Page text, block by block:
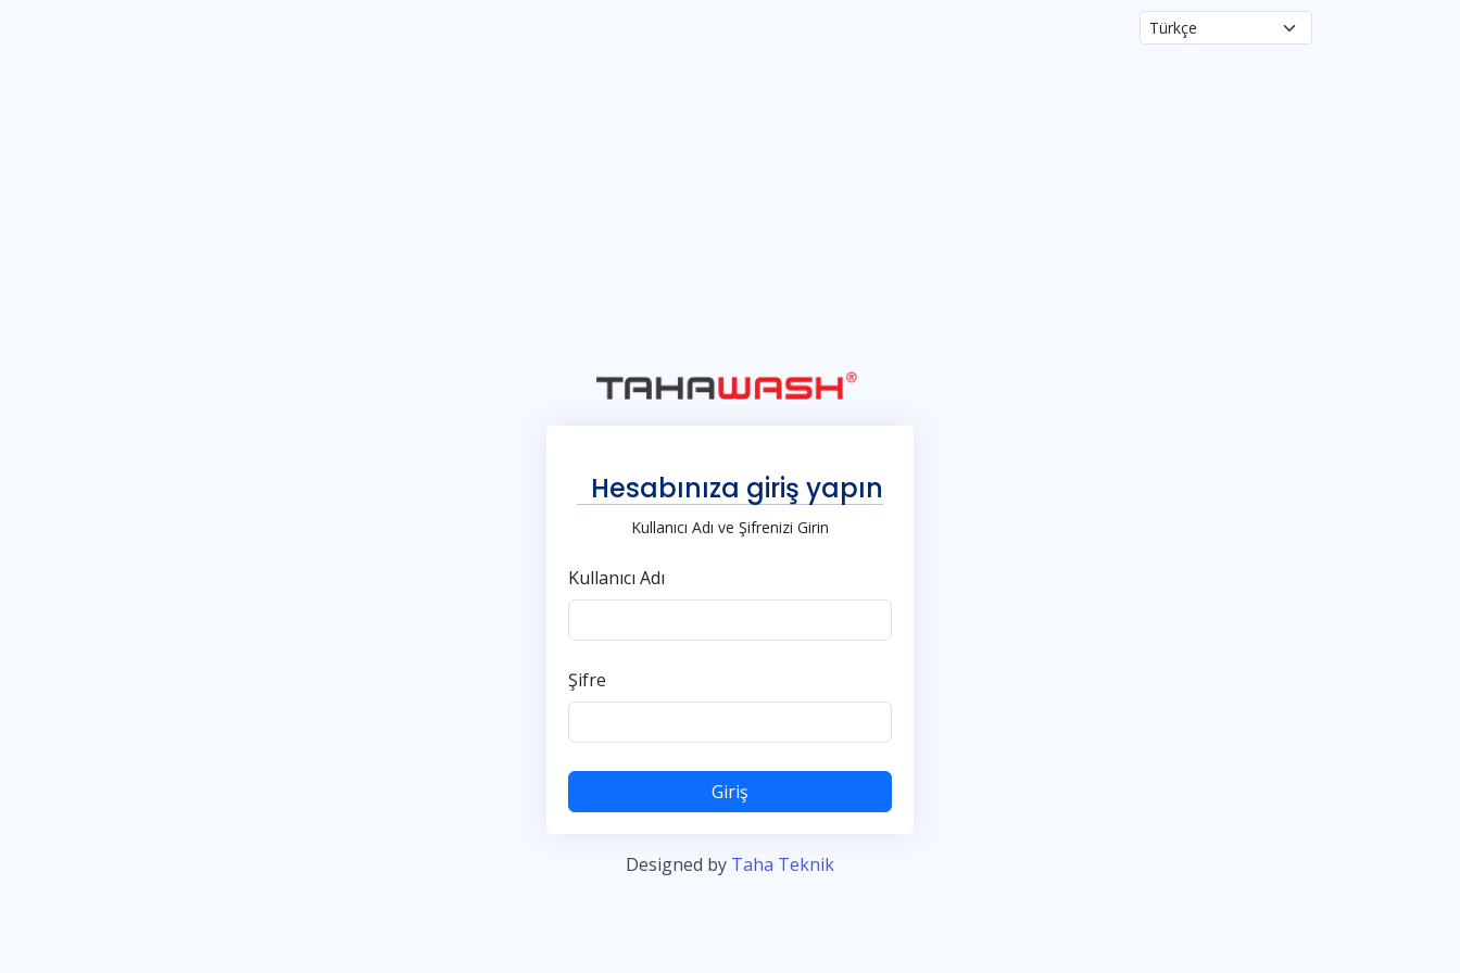
Hesabınıza giriş yapın
Kullanıcı Adı ve Şifrenizi Girin
Kullanıcı Adı
Şifre
Giriş
Designed by Taha Teknik